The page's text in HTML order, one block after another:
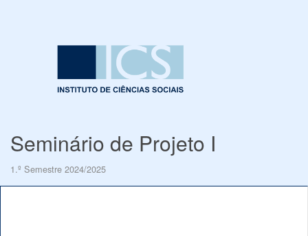
Seminário de Projeto I
1.º Semestre 2024/2025